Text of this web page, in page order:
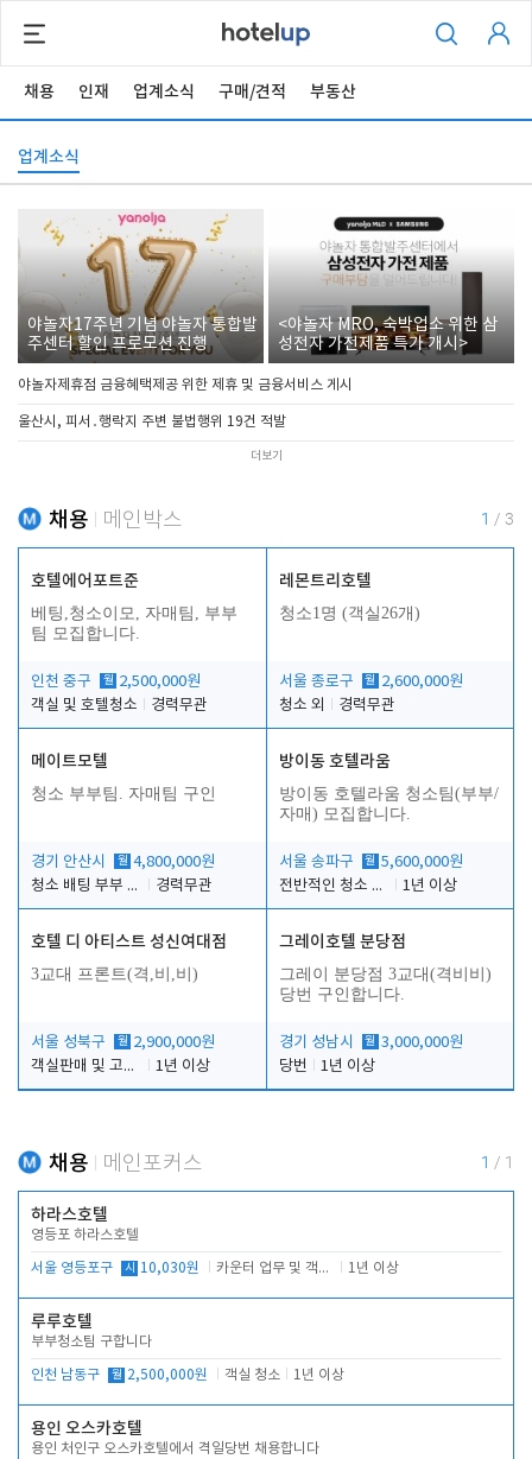
채용 인재 업계소식 구매/견적 부동산
업계소식
야놀자17주년 기념 야놀자 통합발
주센터 할인 프로모션 진행
<야놀자 MRO, 숙박업소 위한 삼
성전자 가전제품 특가 개시>
야놀자제휴점 금융혜택제공 위한 제휴 및 금융서비스 게시
울산시, 피서․행락지 주변 불법행위 19건 적발
더보기
채용 메인박스 1 / 3
호텔에어포트준
베팅,청소이모, 자매팀, 부부
팀 모집합니다.
인천 중구 월 2,500,000원
객실 및 호텔청소
경력무관
레몬트리호텔
청소1명 (객실26개)
서울 종로구 월 2,600,000원
청소 외
경력무관
메이트모텔
청소 부부팀. 자매팀 구인
경기 안산시 월 4,800,000원
청소 배팅 부부 구합니다
경력무관
방이동 호텔라움
방이동 호텔라움 청소팀(부부/
자매) 모집합니다.
서울 송파구 월 5,600,000원
전반적인 청소 업무(객실청소.객실정리)
1년 이상
호텔 디 아티스트 성신여대점
3교대 프론트(격,비,비)
서울 성북구 월 2,900,000원
객실판매 및 고객응대
1년 이상
그레이호텔 분당점
그레이 분당점 3교대(격비비)
당번 구인합니다.
경기 성남시 월 3,000,000원
당번
1년 이상
채용 메인포커스 1 / 1
하라스호텔
영등포 하라스호텔
서울 영등포구 시 10,030원 카운터 업무 및 객실관리(청소상태 확인, 객실판매) 1년 이상
루루호텔
부부청소팀 구합니다
인천 남동구 월 2,500,000원 객실 청소 1년 이상
용인 오스카호텔
용인 처인구 오스카호텔에서 격일당번 채용합니다